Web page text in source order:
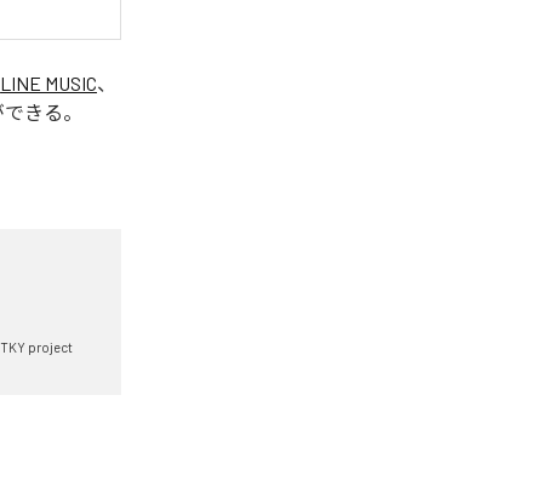
LINE MUSIC、
きる。
TKY project